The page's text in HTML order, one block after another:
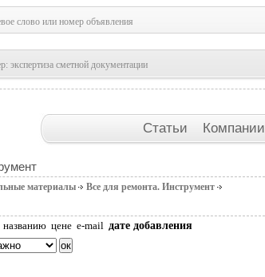
слово или номер объявления
экспертиза сметной документации
Статьи Компании
материалы Все для ремонта. Инструмент
названию цене e-mail дате добавления